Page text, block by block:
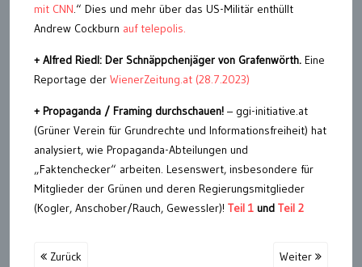
mit CNN.“ Dies und mehr über das US-Militär enthüllt
Andrew Cockburn auf telepolis.
+ Alfred Riedl: Der Schnäppchenjäger von Grafenwörth. Eine
Reportage der WienerZeitung.at (28.7.2023)
+ Propaganda / Framing durchschauen! – ggi-initiative.at
(Grüner Verein für Grundrechte und Informationsfreiheit) hat
analysiert, wie Propaganda-Abteilungen und
„Faktenchecker“ arbeiten. Lesenswert, insbesondere für
Mitglieder der Grünen und deren Regierungsmitglieder
(Kogler, Anschober/Rauch, Gewessler)! Teil 1 und Teil 2
Zurück Weiter